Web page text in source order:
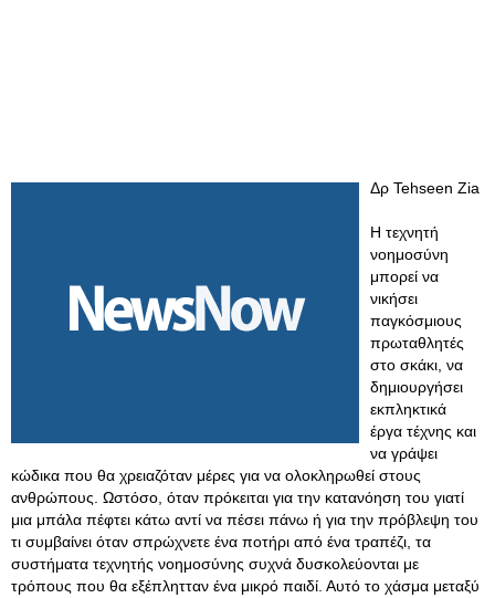
Δρ Tehseen Zia
Η τεχνητή
νοημοσύνη
μπορεί να
νικήσει
παγκόσμιους
πρωταθλητές
στο σκάκι, να
δημιουργήσει
εκπληκτικά
έργα τέχνης και
να γράψει
κώδικα που θα χρειαζόταν μέρες για να ολοκληρωθεί στους
ανθρώπους. Ωστόσο, όταν πρόκειται για την κατανόηση του γιατί
μια μπάλα πέφτει κάτω αντί να πέσει πάνω ή για την πρόβλεψη του
τι συμβαίνει όταν σπρώχνετε ένα ποτήρι από ένα τραπέζι, τα
συστήματα τεχνητής νοημοσύνης συχνά δυσκολεύονται με
τρόπους που θα εξέπλητταν ένα μικρό παιδί. Αυτό το χάσμα μεταξύ